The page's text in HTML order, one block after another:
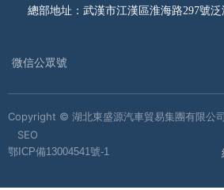
總部地址：武漢市江漢區淮海路297號泛
微信公眾號
Copyright © 湖北東盛源汽車貿易集團有限
SEO
鄂ICP備13004541號-1